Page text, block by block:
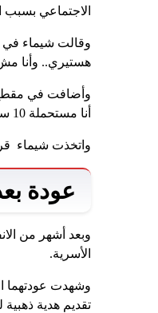
الاجتماعي بسبب
وقالت شيماء في
هستيري.. وأنا
وأضافت في مقطع
أنا مستحملة 10 سنين، وبيكلم بنات عليا.. عايزة حد يلحقني».
واتخذت شيماء
عودة
وبعد أشهر من
الأسرية.
وشهدت عودتهما
تقديم هدية ذهبية